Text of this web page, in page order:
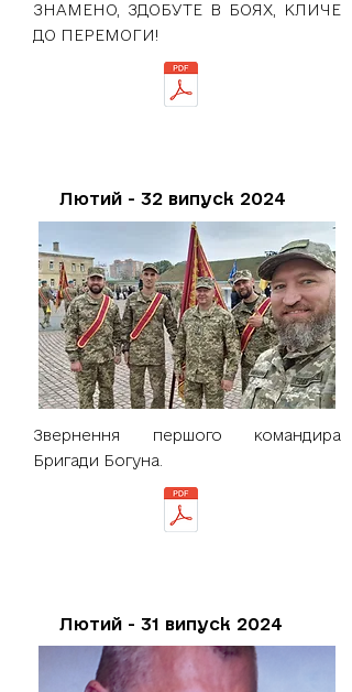
ЗНАМЕНО, ЗДОБУТЕ В БОЯХ, КЛИЧЕ
ДО ПЕРЕМОГИ!
Лютий - 32 випуск 2024
Звернення першого командира
Бригади Богуна.
Лютий - 31 випуск 2024